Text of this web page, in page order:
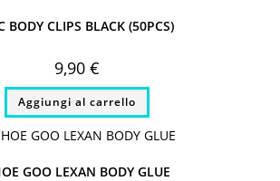
BODY CLIPS BLACK (50PCS)
9,90 €
Aggiungi al carrello
GOO LEXAN BODY GLUE